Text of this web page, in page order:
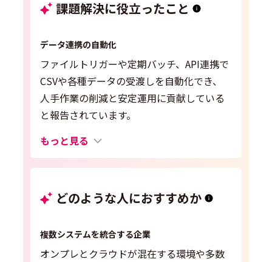
課題解決に役立ったこと
データ連携の自動化
ファイルトリガーや定期バッチ、API連携で
CSVや各種データの受渡しを自動化でき、
人手作業の削減と安定運用に貢献している
と報告されています。
もっと見る
どのような人におすすめか
複数システムを統合する企業
オンプレとクラウドが混在する環境や多数